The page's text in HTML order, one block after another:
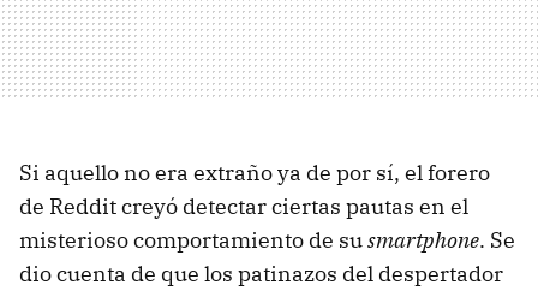
Si aquello no era extraño ya de por sí, el forero
de Reddit creyó detectar ciertas pautas en el
misterioso comportamiento de susmartphone. Se
dio cuenta de que los patinazos del despertador